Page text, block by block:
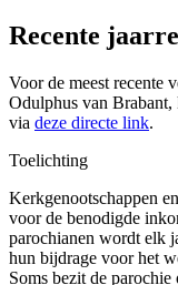
Recente
Voor de meest recente
Odulphus van
via deze directe link.
Toelichting
Kerkgenootschappen
voor de benodigde
parochianen wordt elk
hun bijdrage voor het
Soms bezit de